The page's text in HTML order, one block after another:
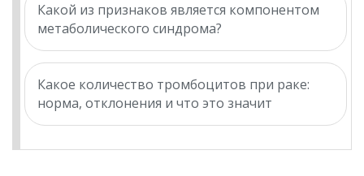
Какой из признаков является компонентом
метаболического синдрома?
Какое количество тромбоцитов при раке:
норма, отклонения и что это значит